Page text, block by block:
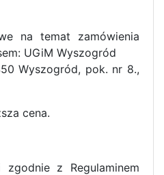
na temat zamówienia
UGiM Wyszogród
Wyszogród, pok. nr 8.,
cena.
z Regulaminem